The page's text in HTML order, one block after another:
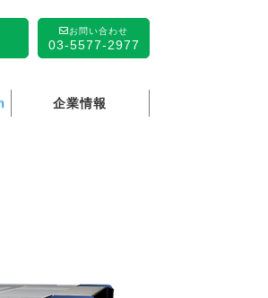
お問い合わせ
03-5577-2977
企業情報